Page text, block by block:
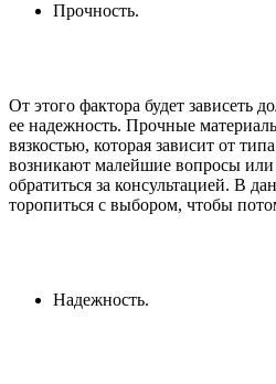
Прочность.
От этого фактора будет зависеть
ее надежность. Прочные
вязкостью, которая зависит от
возникают малейшие вопросы
обратиться за консультацией. В
торопиться с выбором, чтобы
Надежность.